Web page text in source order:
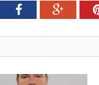
Facebook